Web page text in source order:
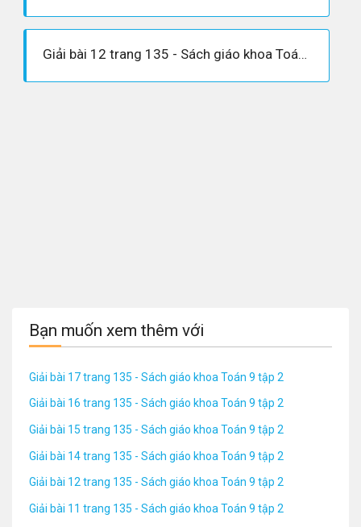
Giải bài 12 trang 135 - Sách giáo khoa Toán 9 tập 2
Bạn muốn xem thêm với
Giải bài 17 trang 135 - Sách giáo khoa Toán 9 tập 2
Giải bài 16 trang 135 - Sách giáo khoa Toán 9 tập 2
Giải bài 15 trang 135 - Sách giáo khoa Toán 9 tập 2
Giải bài 14 trang 135 - Sách giáo khoa Toán 9 tập 2
Giải bài 12 trang 135 - Sách giáo khoa Toán 9 tập 2
Giải bài 11 trang 135 - Sách giáo khoa Toán 9 tập 2